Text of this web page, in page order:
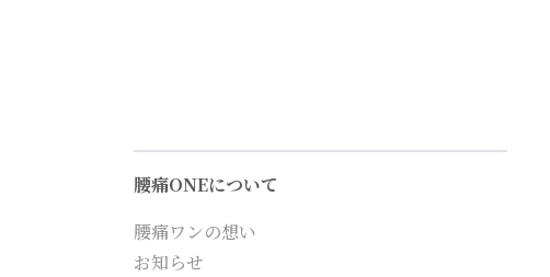
腰痛ONEについて
腰痛ワンの想い
お知らせ